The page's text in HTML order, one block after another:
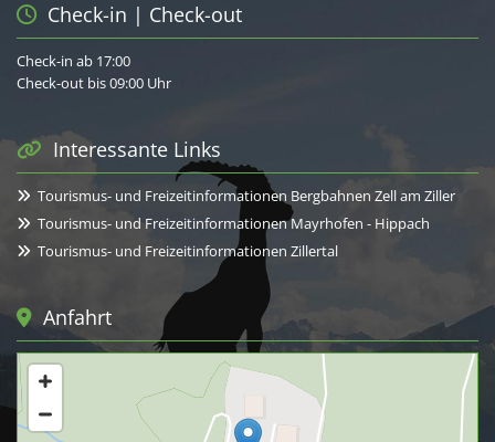
 Check-in | Check-out
Check-in ab 17:00
Check-out bis 09:00 Uhr
 Interessante Links
 Tourismus- und Freizeitinformationen Bergbahnen Zell am Ziller
 Tourismus- und Freizeitinformationen Mayrhofen - Hippach
 Tourismus- und Freizeitinformationen Zillertal
 Anfahrt